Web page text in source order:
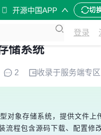
开源中国APP 切
登录
储系统
2 收录于服务端专区
对象存储系统，提供文件
流程包含源码下载、配置